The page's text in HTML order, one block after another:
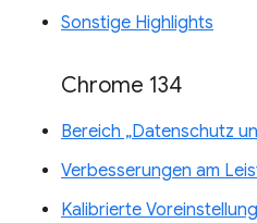
Sonstige Highlights
Chrome 134
Bereich „Datenschutz
Verbesserungen am
Kalibrierte